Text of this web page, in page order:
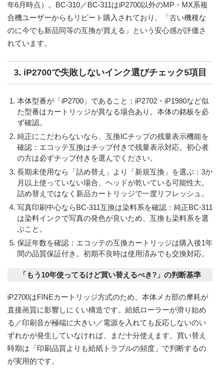
年6月時点）
。BC-310／BC-311はiP2700以外のMP・MX系複
合機ユーザーからもリピート購入されており、「古い機種な
のに今でも新品同等の互換が買える」という安心感が評価さ
れています。
3. iP2700で失敗しないインク選びチェック5項目
本体型番が「iP2700」であること ：iP2702・iP1980など似
た型番はカートリッジが異なる場合あり。本体の銘板を必
ず確認。
純正にこだわらないなら、互換ICチップの残量表示機能を
確認 ：エコッテ互換はチップ付きで残量表示対応。初心者
の方は必ずチップ付きを選んでください。
長期未使用なら「詰め替え」より「新規互換」を選ぶ ：3か
月以上使っていない場合、ヘッドが乾いている可能性大。
詰め替えではなく新品カートリッジで一度リフレッシュ。
写真印刷中心ならBC-311互換は染料系を確認 ：純正BC-311
は染料インクで写真の発色が良いため、互換も染料系を選
ぶこと。
保証年数を確認 ：エコッテの互換カートリッジは購入後1年
間の品質保証付き。初期不良時は使用済みでも交換対応。
「もう10年使ってるけど買い替えるべき?」の判断基準
iP2700はFINEカートリッジ方式のため、本体メカ部の摩耗が
直接画質に影響しにくい構造です。 給紙ローラーが滑り始め
る／印刷音が極端に大きい／電源を入れても反応しないのい
ずれかが発生していなければ、まだ十分使えます。買い替え
時期は「印刷品質よりも給紙トラブルの頻度」で判断するの
が実用的です。